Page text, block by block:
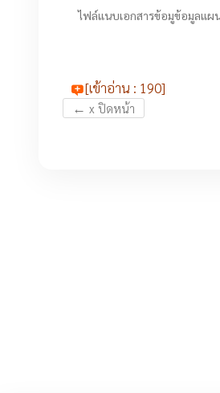
ไฟล์แนบเอกสารข้อมูข้อมูลแผ
[เข้าอ่าน : 190]
← x ปิดหน้า